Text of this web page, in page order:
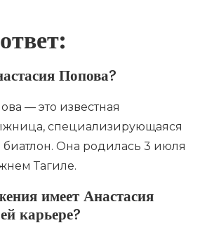
Попова?
— это известная
специализирующаяся
Она родилась 3 июля
Тагиле.
имеет Анастасия
карьере?